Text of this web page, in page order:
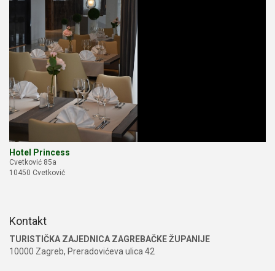
Hotel Princess
Cvetković 85a
10450 Cvetković
Kontakt
TURISTIČKA ZAJEDNICA ZAGREBAČKE ŽUPANIJE
10000 Zagreb, Preradovićeva ulica 42